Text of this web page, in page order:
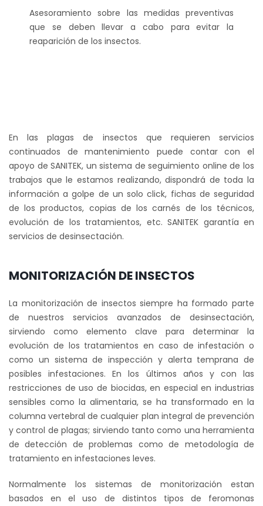
Asesoramiento sobre las medidas preventivas
que se deben llevar a cabo para evitar la
reaparición de los insectos.
En las plagas de insectos que requieren servicios
continuados de mantenimiento puede contar con el
apoyo de SANITEK, un sistema de seguimiento online de los
trabajos que le estamos realizando, dispondrá de toda la
información a golpe de un solo click, fichas de seguridad
de los productos, copias de los carnés de los técnicos,
evolución de los tratamientos, etc. SANITEK garantía en
servicios de desinsectación.
MONITORIZACIÓN DE INSECTOS
La monitorización de insectos siempre ha formado parte
de nuestros servicios avanzados de desinsectación,
sirviendo como elemento clave para determinar la
evolución de los tratamientos en caso de infestación o
como un sistema de inspección y alerta temprana de
posibles infestaciones. En los últimos años y con las
restricciones de uso de biocidas, en especial en industrias
sensibles como la alimentaria, se ha transformado en la
columna vertebral de cualquier plan integral de prevención
y control de plagas; sirviendo tanto como una herramienta
de detección de problemas como de metodología de
tratamiento en infestaciones leves.
Normalmente los sistemas de monitorización estan
basados en el uso de distintos tipos de feromonas